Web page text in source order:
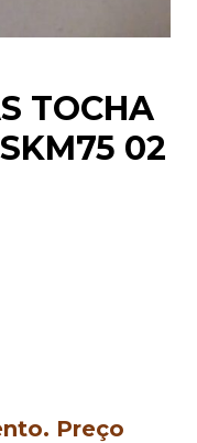
TOCHA
02
Preço